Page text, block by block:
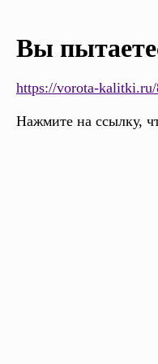
Вы
https://vorota-
Нажмите на ссылку,